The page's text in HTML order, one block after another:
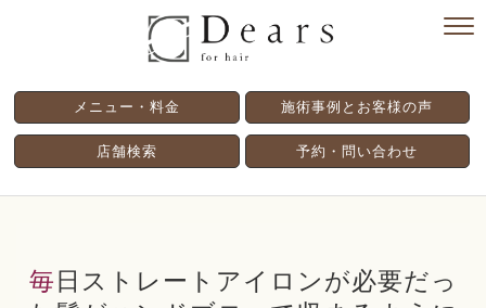
メニュー・料金 施術事例とお客様の声
店舗検索 予約・問い合わせ
毎日ストレートアイロンが必要だっ